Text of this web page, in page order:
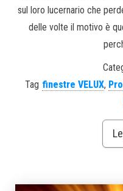
sul loro lucernario che
delle volte il motivo è
Tag finestre VELUX,